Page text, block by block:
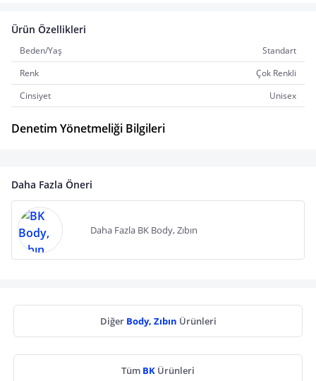
Ürün Özellikleri
Beden/Yaş
Standart
Renk
Çok Renkli
Cinsiyet
Unisex
Denetim Yönetmeliği Bilgileri
Daha Fazla Öneri
Daha Fazla BK Body, Zıbın
Diğer Body, Zıbın Ürünleri
Tüm BK Ürünleri